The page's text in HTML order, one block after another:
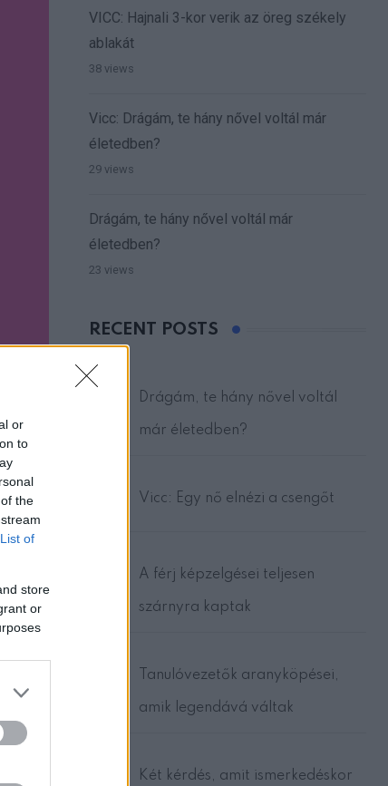
or
to
the
List of
store
or
VICC: Hajnali 3-kor verik az öreg székely
ablakát
38 views
Vicc: Drágám, te hány nővel voltál már
életedben?
29 views
Drágám, te hány nővel voltál már
életedben?
23 views
RECENT POSTS
Drágám, te hány nővel voltál
már életedben?
Vicc: Egy nő elnézi a csengőt
A férj képzelgései teljesen
szárnyra kaptak
Tanulóvezetők aranyköpései,
amik legendává váltak
Két kérdés, amit ismerkedéskor